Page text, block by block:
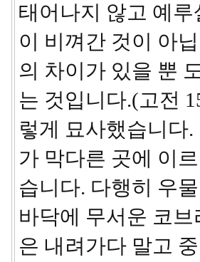
태어나지 않고 예
이 비껴간 것이 아
의 차이가 있을 뿐
는 것입니다.(고전
렇게 묘사했습니다
가 막다른 곳에 이
습니다. 다행히 우
바닥에 무서운 코
은 내려가다 말고